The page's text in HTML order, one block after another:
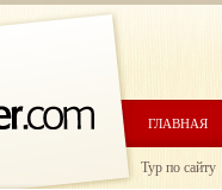
ГЛАВНАЯ
Тур по сайту